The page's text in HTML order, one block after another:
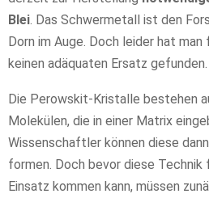
Blei. Das Schwermetall ist den
Dorn im Auge. Doch leider hat
keinen adäquaten Ersatz gefunden.
Die Perowskit-Kristalle bestehen
Molekülen, die in einer Matrix
Wissenschaftler können diese
formen. Doch bevor diese Technik
Einsatz kommen kann, müssen